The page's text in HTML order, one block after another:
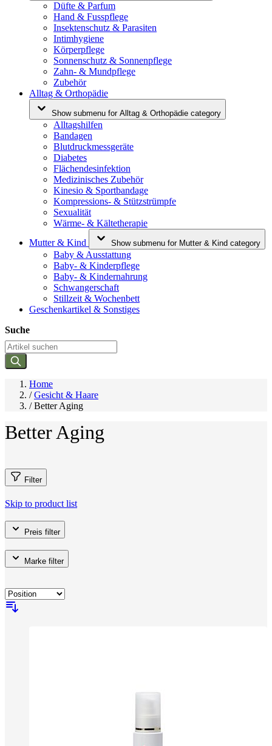
Düfte & Parfum
Hand & Fusspflege
Insektenschutz & Parasiten
Intimhygiene
Körperpflege
Sonnenschutz & Sonnenpflege
Zahn- & Mundpflege
Zubehör
Alltag & Orthopädie
Show submenu for Alltag & Orthopädie category
Alltagshilfen
Bandagen
Blutdruckmessgeräte
Diabetes
Flächendesinfektion
Medizinisches Zubehör
Kinesio & Sportbandage
Kompressions- & Stützstrümpfe
Sexualität
Wärme- & Kältetherapie
Mutter & Kind
Show submenu for Mutter & Kind category
Baby & Ausstattung
Baby- & Kinderpflege
Baby- & Kindernahrung
Schwangerschaft
Stillzeit & Wochenbett
Geschenkartikel & Sonstiges
Suche
Home
/ Gesicht & Haare
/ Better Aging
Better Aging
Filter
Skip to product list
Preis filter
Marke filter